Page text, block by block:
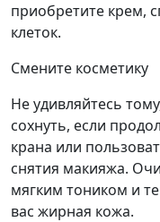
приобретите крем,
клеток.
Смените косметику
Не удивляйтесь
сохнуть, если
крана или
снятия макияжа.
мягким тоником и
вас жирная кожа.